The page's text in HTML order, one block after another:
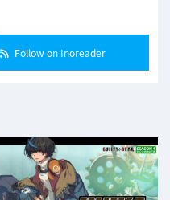
Follow on Inoreader